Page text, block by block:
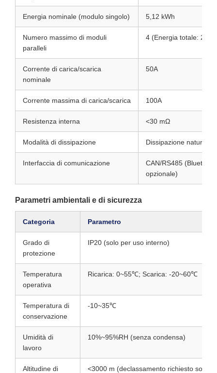
Energia nominale (modulo singolo) 5,12 kWh
Numero massimo di moduli
paralleli
4 (Energia totale:
Corrente di carica/scarica
nominale
50A
Corrente massima di carica/scarica 100A
Resistenza interna <30 mΩ
Modalità di dissipazione Dissipazione naturale
Interfaccia di comunicazione
CAN/RS485 (Bluetooth
opzionale)
Parametri ambientali e di sicurezza
Categoria Parametro
Grado di
protezione
IP20 (solo per uso interno)
Temperatura
operativa
Ricarica: 0~55℃; Scarica: -20~60℃
Temperatura di
conservazione
-10~35℃
Umidità di
lavoro
10%~95%RH (senza condensa)
Altitudine di
<3000 m (declassamento richiesto sopra